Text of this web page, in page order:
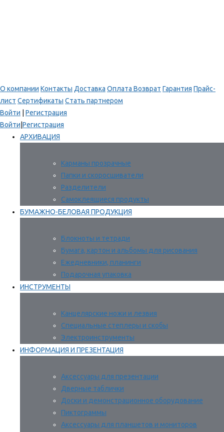
О компании Контакты Доставка Оплата Возврат Гарантия Прайс-
лист Сертификаты Стать партнером
Войти
Регистрация
Войти Регистрация
АРХИВАЦИЯ
Карманы прозрачные
Папки и скоросшиватели
Разделители
Самоклеящиеся продукты
БУМАЖНО-БЕЛОВАЯ ПРОДУКЦИЯ
Блокноты и тетради
Бумага, картон и альбомы для рисования
Ежедневники, планинги
Подарочная упаковка
ИНСТРУМЕНТЫ
Канцелярские ножи и лезвия
Специальные степлеры и скобы
Электроинструменты
ИНФОРМАЦИЯ И ПРЕЗЕНТАЦИЯ
Аксессуары для презентации
Дверные таблички
Доски и демонстрационное оборудование
Пиктограммы
Аксессуары для планшетов и мониторов